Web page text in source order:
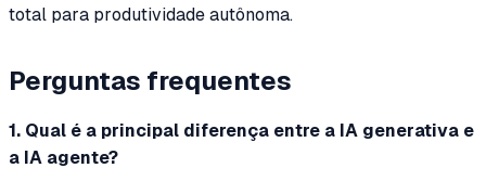
total para produtividade autônoma.
Perguntas frequentes
1. Qual é a principal diferença entre a IA generativa e
a IA agente?